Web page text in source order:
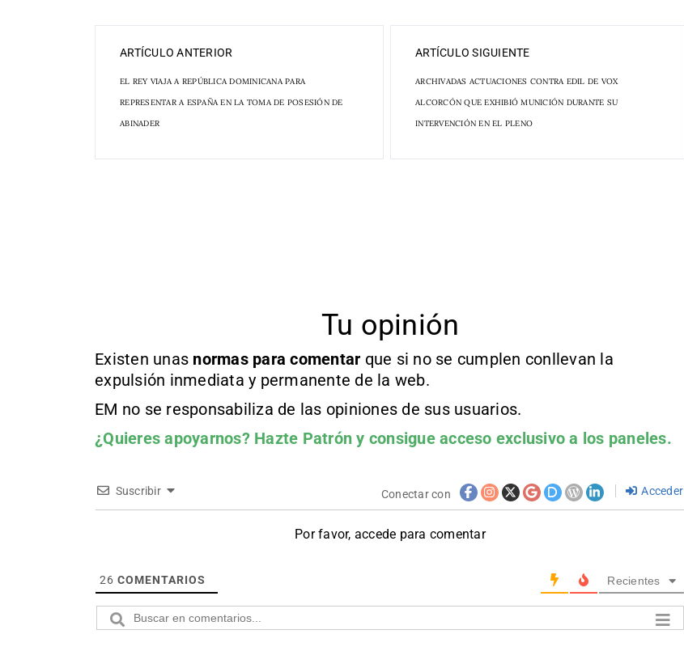
ARTÍCULO ANTERIOR
EL REY VIAJA A REPÚBLICA DOMINICANA PARA
REPRESENTAR A ESPAÑA EN LA TOMA DE POSESIÓN DE
ABINADER
ARTÍCULO SIGUIENTE
ARCHIVADAS ACTUACIONES CONTRA EDIL DE VOX
ALCORCÓN QUE EXHIBIÓ MUNICIÓN DURANTE SU
INTERVENCIÓN EN EL PLENO
Tu opinión
Existen unas normas para comentar que si no se cumplen conllevan la
expulsión inmediata y permanente de la web.
EM no se responsabiliza de las opiniones de sus usuarios.
¿Quieres apoyarnos? Hazte Patrón y consigue acceso exclusivo a los paneles.
Suscribir Conectar con Acceder
Por favor, accede para comentar
26 COMENTARIOS Recientes